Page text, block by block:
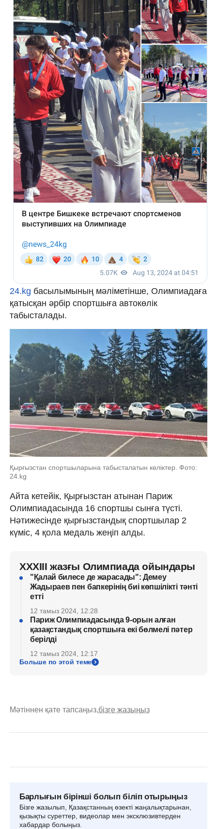
24.kg басылымының мәліметінше, Олимпиадаға
қатысқан әрбір спортшыға автокөлік
табысталады.
Қырғызстан спортшыларына табысталатын көліктер. Фото:
24.kg
Айта кетейік, Қырғызстан атынан Париж
Олимпиадасында 16 спортшы сынға түсті.
Нәтижесінде қырғызстандық спортшылар 2
күміс, 4 қола медаль жеңіп алды.
XXXIII жазғы Олимпиада ойындары
"Қалай билесе де жарасады": Демеу
Жадыраев пен бапкерінің биі көпшілікті тәнті
етті
12 тамыз 2024, 12:28
Париж Олимпиадасында 9-орын алған
қазақстандық спортшыға екі бөлмелі пәтер
берілді
12 тамыз 2024, 12:17
Больше по этой теме
Мәтіннен қате тапсаңыз,бізге жазыңыз
Барлығын бірінші болып біліп отырыңыз
Бізге жазылып, Қазақстанның өзекті жаңалықтарынан,
қызықты суреттер, видеолар мен эксклюзивтерден
хабардар болыңыз.